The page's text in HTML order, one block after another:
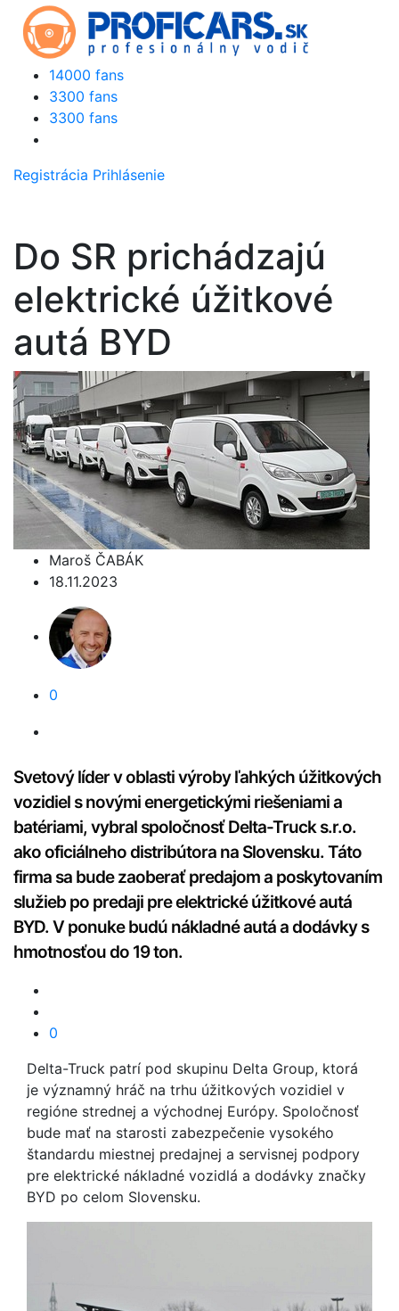
14000 fans
3300 fans
3300 fans
Registrácia Prihlásenie
Do SR prichádzajú
elektrické úžitkové
autá BYD
Maroš ČABÁK
18.11.2023
0
Svetový líderv oblasti výroby ľahkých úžitkových
vozidiel s novými energetickými riešeniami a
batériami, vybral spoločnosť Delta-Truck s.r.o.
ako oficiálneho distribútora na Slovensku. Táto
firma sa bude zaoberať predajom a poskytovaním
služieb po predaji pre elektrické úžitkové autá
BYD. V ponuke budú nákladné autá a dodávky s
hmotnosťou do 19 ton.
0
Delta-Truck patrí pod skupinu Delta Group, ktorá
je významný hráč na trhu úžitkových vozidiel v
regióne strednej a východnej Európy. Spoločnosť
bude mať na starosti zabezpečenie vysokého
štandardu miestnej predajnej a servisnej podpory
pre elektrické nákladné vozidlá a dodávky značky
BYD po celom Slovensku.